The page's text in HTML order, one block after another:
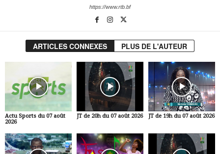
https://www.rtb.bf
ARTICLES CONNEXES PLUS DE L'AUTEUR
Actu Sports du 07 août
2026
JT de 20h du 07 août 2026 JT de 19h du 07 août 2026